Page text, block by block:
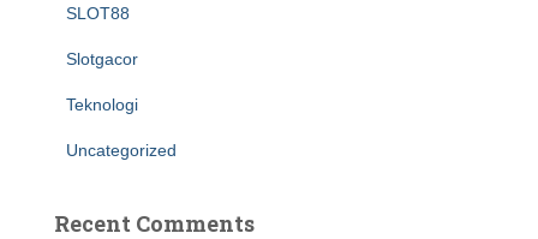
SLOT88
Slotgacor
Teknologi
Uncategorized
Recent Comments